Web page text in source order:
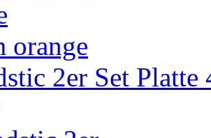
2er Set Platte